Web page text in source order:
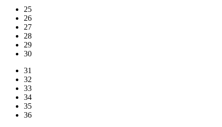
25
26
27
28
29
30
31
32
33
34
35
36